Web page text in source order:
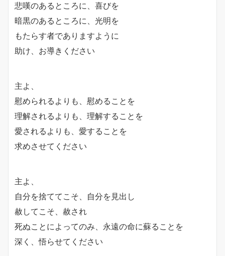
悲嘆のあるところに、喜びを
暗黒のあるところに、光明を
もたらす者でありますように
助け、お導きください
主よ、
慰められるよりも、慰めることを
理解されるよりも、理解することを
愛されるよりも、愛することを
求めさせてください
主よ、
自分を捨ててこそ、自分を見出し
赦してこそ、赦され
死ぬことによってのみ、永遠の命に蘇ることを
深く、悟らせてください